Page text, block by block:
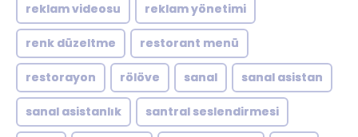
reklam videosu reklam yönetimi
renk düzeltme restorant menü
restorayon rölöve sanal sanal asistan
sanal asistanlık santral seslendirmesi